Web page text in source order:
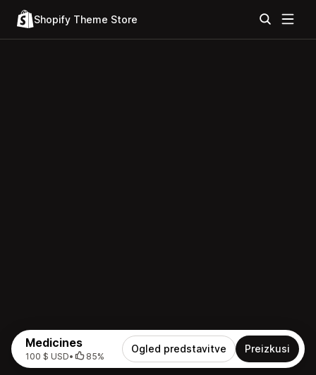
Shopify Theme Store
Medicines
100 $ USD• 85%
Ogled predstavitve Preizkusi